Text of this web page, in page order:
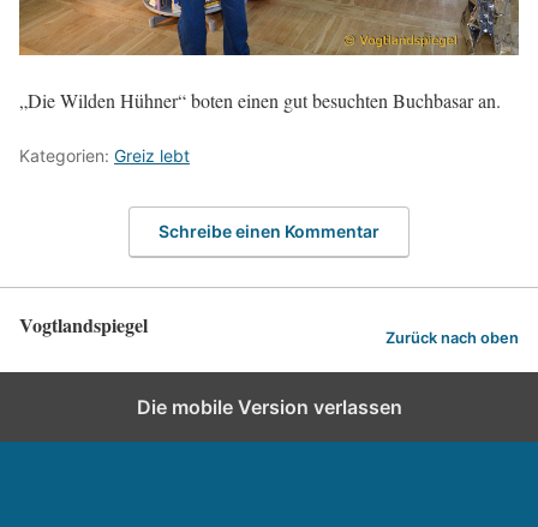
„Die Wilden Hühner“ boten einen gut besuchten Buchbasar an.
Kategorien: Greiz lebt
Schreibe einen Kommentar
Vogtlandspiegel Zurück nach oben
Die mobile Version verlassen